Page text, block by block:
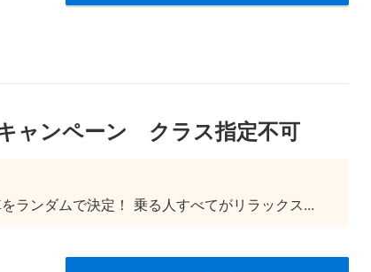
ャンペーン クラス指定不可
ランダムで決定！ 乗る人すべてがリラックス...